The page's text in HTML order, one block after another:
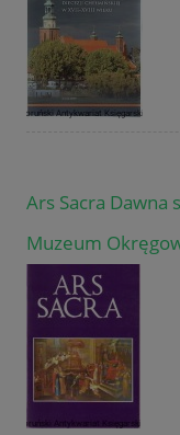
Ars Sacra Dawna
Muzeum